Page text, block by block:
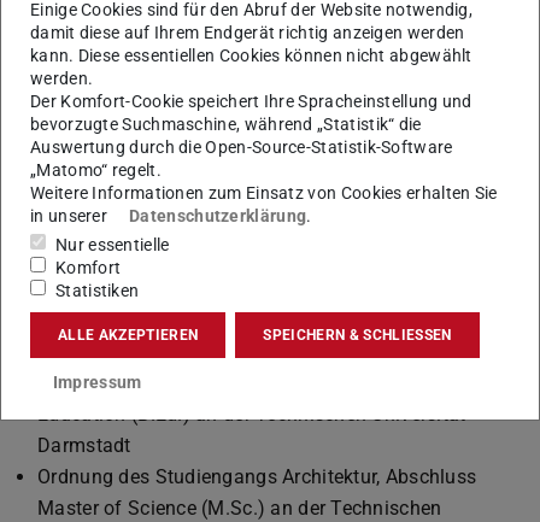
technische Bildung – Bautechnik mit dem Abschluss
Bachelor of Education an der Technischen Universität
Darmstadt
Satzungsbeilage 2014 – III(PDF-Datei)
(wird in neuem Tab
ERRATUM: In der Satzungsbeilage 2014-II, zu § 2(1):
Akademische Grade wird der zweite Satz (Bitte nach
dem Ausfüllen dieser Felder wie oben beschrieben
aktualisieren.) gestrichen.
Satzungsbeilage 2014 – II(PDF-Datei)
(wird in neuem Tab geöffnet)
Bildung – Bautechnik, Abschluss Bachelor of
Education (B.Ed.) an der Technischen Universität
Darmstadt
Ordnung des Studiengangs Architektur, Abschluss
Master of Science (M.Sc.) an der Technischen
Einige Cookies sind für den Abruf der Website notwendig,
damit diese auf Ihrem Endgerät richtig anzeigen werden
kann. Diese essentiellen Cookies können nicht abgewählt
werden.
Der Komfort-Cookie speichert Ihre Spracheinstellung und
bevorzugte Suchmaschine, während „Statistik“ die
Auswertung durch die Open-Source-Statistik-Software
„Matomo“ regelt.
Weitere Informationen zum Einsatz von Cookies erhalten Sie
in unserer
Datenschutzerklärung.
Nur essentielle
Komfort
Statistiken
ALLE AKZEPTIEREN SPEICHERN & SCHLIESSEN
Impressum